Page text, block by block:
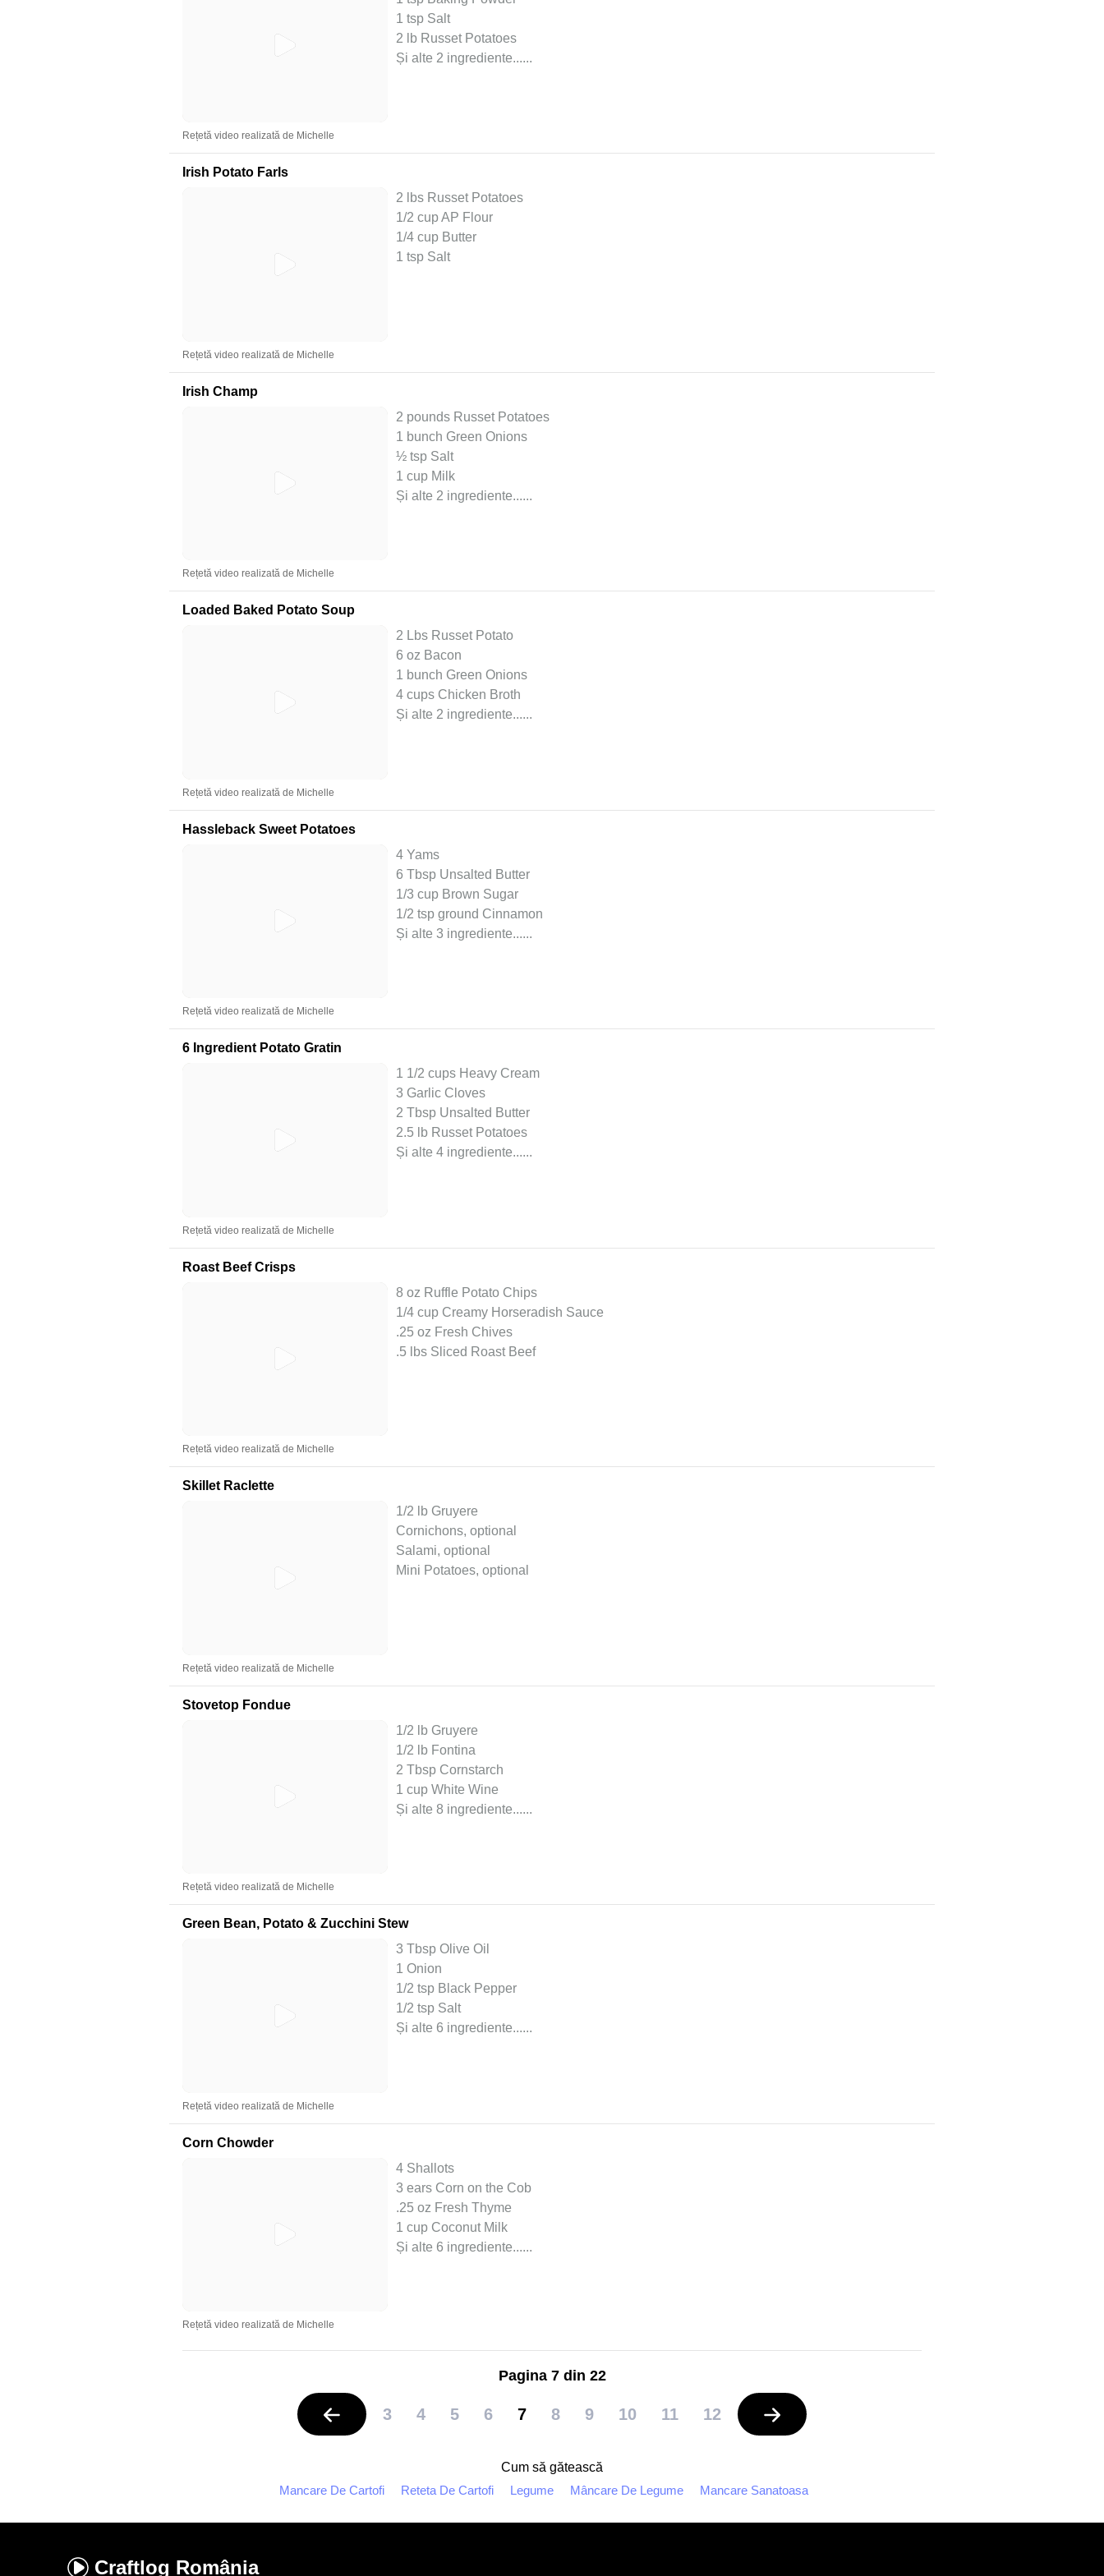
1 tsp Salt
2 lb Russet Potatoes
Și alte 2 ingrediente...
Rețetă video realizată de Michelle
Irish Potato Farls
2 lbs Russet Potatoes
1/2 cup AP Flour
1/4 cup Butter
1 tsp Salt
Rețetă video realizată de Michelle
Irish Champ
2 pounds Russet Potatoes
1 bunch Green Onions
½ tsp Salt
1 cup Milk
Și alte 2 ingrediente...
Rețetă video realizată de Michelle
Loaded Baked Potato Soup
2 Lbs Russet Potato
6 oz Bacon
1 bunch Green Onions
4 cups Chicken Broth
Și alte 2 ingrediente......
Rețetă video realizată de Michelle
Hassleback Sweet Potatoes
4 Yams
6 Tbsp Unsalted Butter
1/3 cup Brown Sugar
1/2 tsp ground Cinnamon
Și alte 3 ingrediente...
Rețetă video realizată de Michelle
6 Ingredient Potato Gratin
1 1/2 cups Heavy Cream
3 Garlic Cloves
2 Tbsp Unsalted Butter
2.5 lb Russet Potatoes
Și alte 4 ingrediente......
Rețetă video realizată de Michelle
Roast Beef Crisps
8 oz Ruffle Potato Chips
1/4 cup Creamy Horseradish Sauce
.25 oz Fresh Chives
.5 lbs Sliced Roast Beef
Rețetă video realizată de Michelle
Skillet Raclette
1/2 lb Gruyere
Cornichons, optional
Salami, optional
Mini Potatoes, optional
Rețetă video realizată de Michelle
Stovetop Fondue
1/2 lb Gruyere
1/2 lb Fontina
2 Tbsp Cornstarch
1 cup White Wine
Și alte 8 ingrediente...
Rețetă video realizată de Michelle
Green Bean, Potato & Zucchini Stew
3 Tbsp Olive Oil
1 Onion
1/2 tsp Black Pepper
1/2 tsp Salt
Și alte 6 ingrediente......
Rețetă video realizată de Michelle
Corn Chowder
4 Shallots
3 ears Corn on the Cob
.25 oz Fresh Thyme
1 cup Coconut Milk
Și alte 6 ingrediente...
Rețetă video realizată de Michelle
Pagina 7 din 22
3 4 5 6 7 8 9 10 11 12
Cum să gătească
Mancare De Cartofi
Reteta De Cartofi Legume Mâncare De Legume Mancare Sanatoasa
Craftlog România